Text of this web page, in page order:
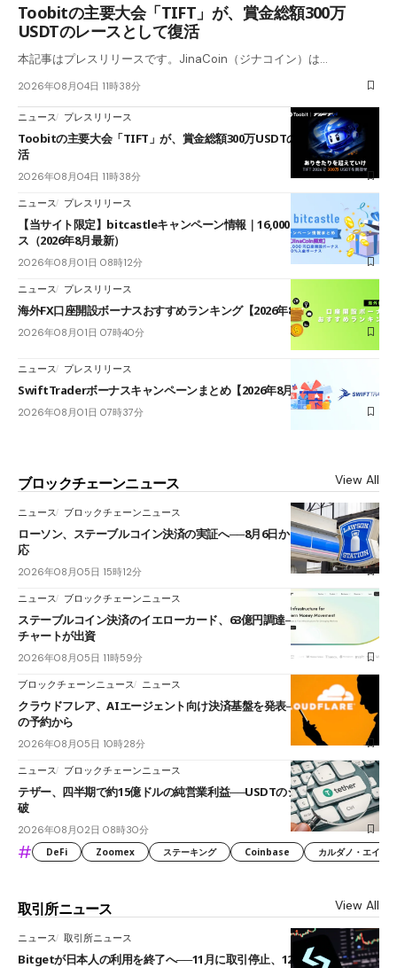
Toobitの主要大会「TIFT」が、賞金総額300万
USDTのレースとして復活
本記事はプレスリリースです。JinaCoin（ジナコイン）は…
2026年08月04日 11時38分
ニュース プレスリリース
Toobitの主要大会「TIFT」が、賞金総額300万USDTのレースとして復
活
2026年08月04日 11時38分
ニュース プレスリリース
【当サイト限定】bitcastleキャンペーン情報｜16,000円口座開設ボーナ
ス（2026年8月最新）
2026年08月01日 08時12分
ニュース プレスリリース
海外FX口座開設ボーナスおすすめランキング【2026年8月最新】
2026年08月01日 07時40分
ニュース プレスリリース
SwiftTraderボーナスキャンペーンまとめ【2026年8月最新】
2026年08月01日 07時37分
ブロックチェーンニュース View All
ニュース ブロックチェーンニュース
ローソン、ステーブルコイン決済の実証へ──8月6日からJPYCやUSDC対
応
2026年08月05日 15時12分
ニュース ブロックチェーンニュース
ステーブルコイン決済のイエローカード、63億円調達──ソニーやスタン
チャートが出資
2026年08月05日 11時59分
ブロックチェーンニュース ニュース
クラウドフレア、AIエージェント向け決済基盤を発表──まずハンドル名
の予約から
2026年08月05日 10時28分
ニュース ブロックチェーンニュース
テザー、四半期で約15億ドルの純営業利益──USDTのシェアは60%を突
破
2026年08月02日 08時30分
# DeFi Zoomex ステーキング Coinbase カルダノ・エイ
取引所ニュース View All
ニュース 取引所ニュース
Bitgetが日本人の利用を終了へ──11月に取引停止、12月末に強制決済